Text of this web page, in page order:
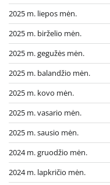
2025 m. liepos mėn.
2025 m. birželio mėn.
2025 m. gegužės mėn.
2025 m. balandžio mėn.
2025 m. kovo mėn.
2025 m. vasario mėn.
2025 m. sausio mėn.
2024 m. gruodžio mėn.
2024 m. lapkričio mėn.